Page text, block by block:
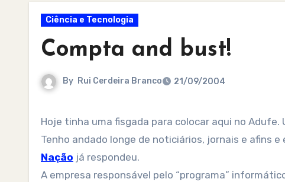
Ciência e Tecnologia
Compta and bust!
By Rui Cerdeira Branco 21/09/2004
Hoje tinha uma fisgada para colocar aqui no
Tenho andado longe de noticiários, jornais e afins
Nação já respondeu.
A empresa responsável pelo “programa”